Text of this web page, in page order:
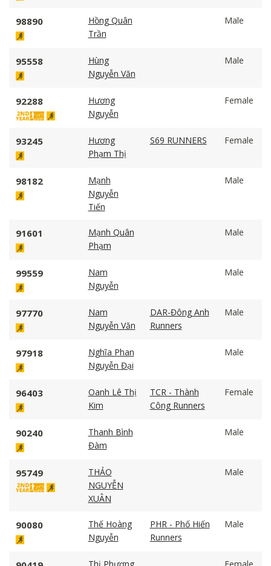
98890
Hồng Quân
Trần
Male
95558
Hùng
Nguyễn Văn
Male
92288
Hương
Nguyễn
Female
93245
Hương
Phạm Thị
S69 RUNNERS Female
98182
Mạnh
Nguyễn
Tiến
Male
91601
Mạnh Quân
Phạm
Male
99559
Nam
Nguyễn
Male
97770
Nam
Nguyễn Văn
DAR-Đông Anh
Runners
Male
97918
Nghĩa Phan
Nguyễn Đại
Male
96403
Oanh Lê Thị
Kim
TCR - Thành
Công Runners
Female
90240
Thanh Bình
Đàm
Male
95749
THẢO
NGUYỄN
XUÂN
Male
90080
Thế Hoàng
Nguyễn
PHR - Phố Hiến
Runners
Male